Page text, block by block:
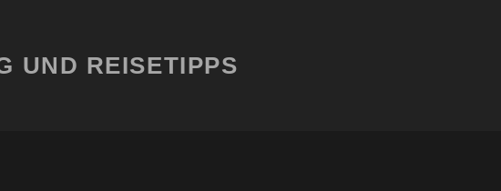
UND REISETIPPS